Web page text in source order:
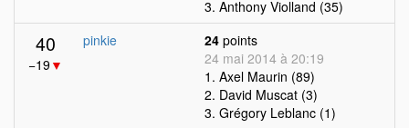
3. Anthony Violland (35)
40
−19▼
pinkie 24 points
24 mai 2014 à 20:19
1. Axel Maurin (89)
2. David Muscat (3)
3. Grégory Leblanc (1)